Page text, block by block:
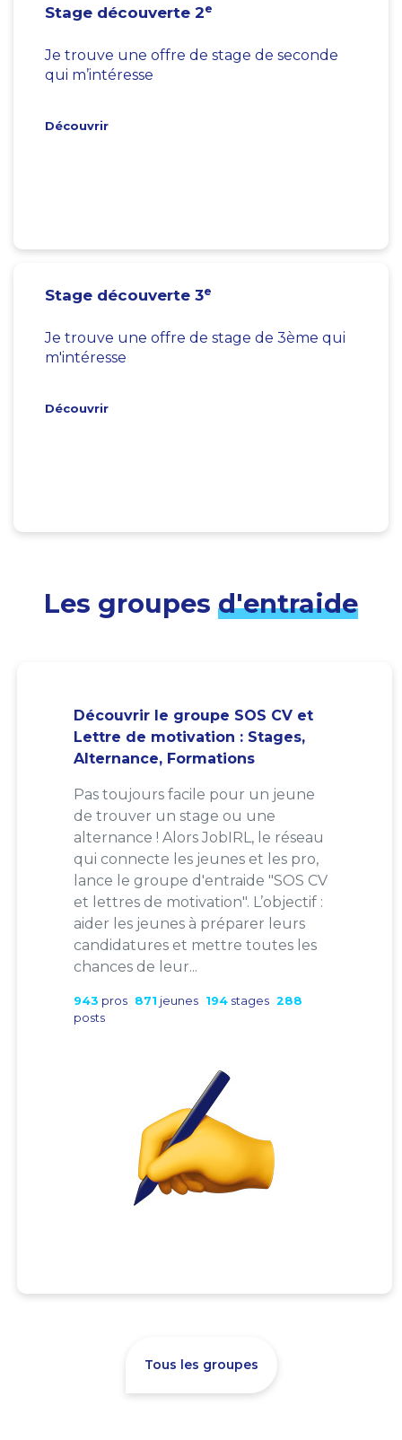
Stage découverte 2e
Je trouve une offre de stage de seconde
qui m’intéresse
Découvrir
Stage découverte 3e
Je trouve une offre de stage de 3ème qui
m'intéresse
Découvrir
Les groupes d'entraide
Découvrir le groupe SOS CV et
Lettre de motivation : Stages,
Alternance, Formations
Pas toujours facile pour un jeune
de trouver un stage ou une
alternance ! Alors JobIRL, le réseau
qui connecte les jeunes et les pro,
lance le groupe d'entraide "SOS CV
et lettres de motivation". L’objectif :
aider les jeunes à préparer leurs
candidatures et mettre toutes les
chances de leur...
943 pros 871 jeunes 194 stages 288
posts
Tous les groupes